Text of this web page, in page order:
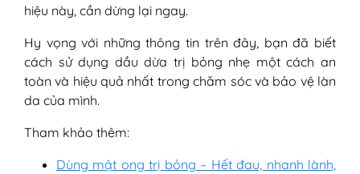
hiệu này, cần dừng lại ngay.
Hy vọng với những thông tin trên đây, bạn đã biết
cách sử dụng dầu dừa trị bỏng nhẹ một cách an
toàn và hiệu quả nhất trong chăm sóc và bảo vệ làn
da của mình.
Tham khảo thêm:
Dùng mật ong trị bỏng – Hết đau, nhanh lành,